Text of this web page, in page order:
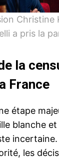
Christine
a pris la
la
France
étape
blanche
incertaine.
les